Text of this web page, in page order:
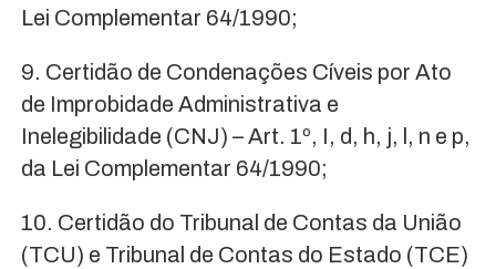
Lei Complementar 64/1990;
9. Certidão de Condenações Cíveis por Ato
de Improbidade Administrativa e
Inelegibilidade (CNJ) – Art. 1º, I, d, h, j, l, n e p,
da Lei Complementar 64/1990;
10. Certidão do Tribunal de Contas da União
(TCU) e Tribunal de Contas do Estado (TCE)